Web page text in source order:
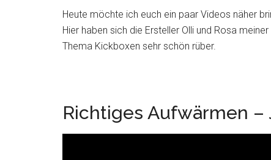
Heute möchte ich euch ein paar Videos näher
Hier haben sich die Ersteller Olli und Rosa
Thema Kickboxen sehr schön rüber.
Richtiges Aufwärmen –